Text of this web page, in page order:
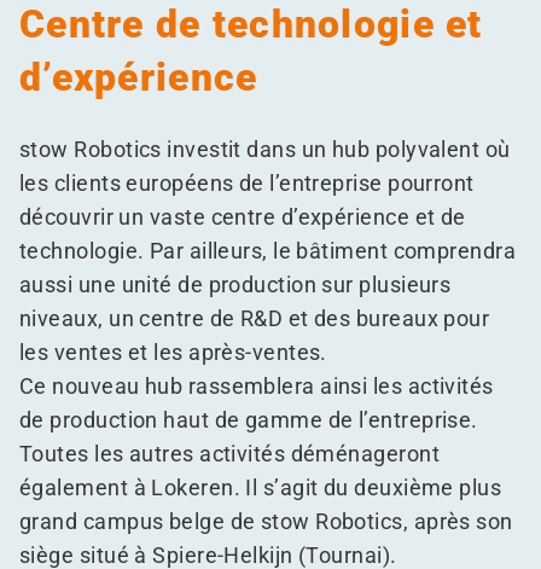
Centre de technologie et
d’expérience
stow Robotics investit dans un hub polyvalent où
les clients européens de l’entreprise pourront
découvrir un vaste centre d’expérience et de
technologie. Par ailleurs, le bâtiment comprendra
aussi une unité de production sur plusieurs
niveaux, un centre de R&D et des bureaux pour
les ventes et les après-ventes.
Ce nouveau hub rassemblera ainsi les activités
de production haut de gamme de l’entreprise.
Toutes les autres activités déménageront
également à Lokeren. Il s’agit du deuxième plus
grand campus belge de stow Robotics, après son
siège situé à Spiere-Helkijn (Tournai).